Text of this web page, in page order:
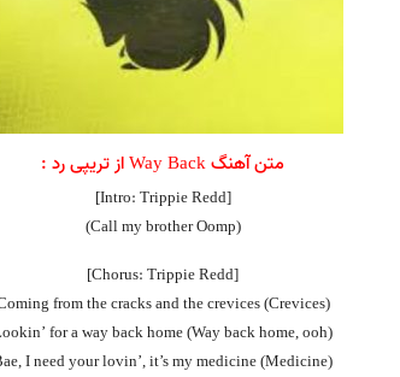
متن آهنگ Way Back از تریپی رد :
[Intro: Trippie Redd]
(Call my brother Oomp)
[Chorus: Trippie Redd]
from the cracks and the crevices (Crevices)
for a way back home (Way back home, ooh)
I need your lovin’, it’s my medicine (Medicine)